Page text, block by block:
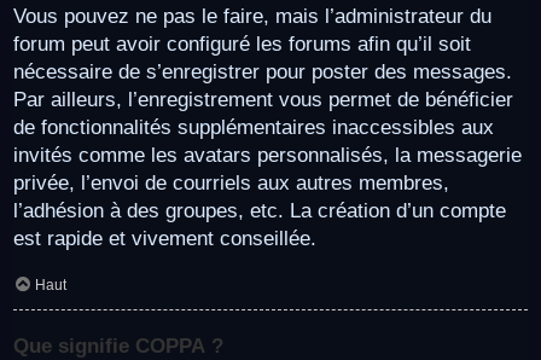
Vous pouvez ne pas le faire, mais l’administrateur du
forum peut avoir configuré les forums afin qu’il soit
nécessaire de s’enregistrer pour poster des messages.
Par ailleurs, l’enregistrement vous permet de bénéficier
de fonctionnalités supplémentaires inaccessibles aux
invités comme les avatars personnalisés, la messagerie
privée, l’envoi de courriels aux autres membres,
l’adhésion à des groupes, etc. La création d’un compte
est rapide et vivement conseillée.
Haut
Que signifie COPPA ?